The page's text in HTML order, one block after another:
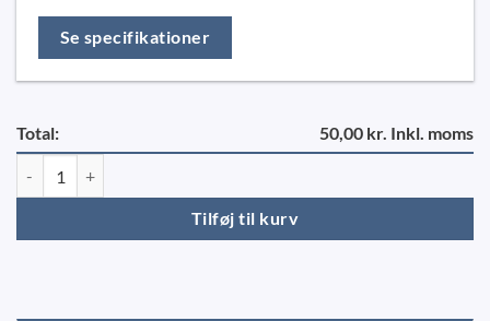
Se specifikationer
Total: 50,00 kr. Inkl. moms
Tilføj til kurv